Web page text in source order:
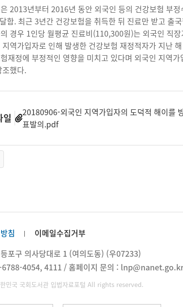
2013년부터 2016년 동안 외국인 등의 건강보험 부
함. 최근 3년간 건강보험을 취득한 뒤 진료만 받고 출
경우 1인당 월평균 진료비(110,300원)는 외국인 직
지역가입자로 인해 발생한 건강보험 재정적자가 지난
재정에 부정적인 영향을 미치고 있다며 외국인 지역
조했다.
일
20180906-외국인 지역가입자의 도덕적 해이를
표발의.pdf
침
이메일수집거부
포구 의사당대로 1 (여의도동) (우07233)
6788-4054, 4111 / 홈페이지 문의 :
국 국회도서관 입법자료포털 All rights reserved.